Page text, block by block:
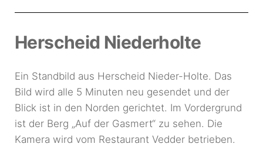
Herscheid Niederholte
Ein Standbild aus Herscheid Nieder-Holte. Das
Bild wird alle 5 Minuten neu gesendet und der
Blick ist in den Norden gerichtet. Im Vordergrund
ist der Berg „Auf der Gasmert“ zu sehen. Die
Kamera wird vom Restaurant Vedder betrieben.